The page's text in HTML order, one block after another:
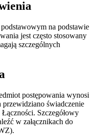
na podstawie
jest często stosowany
szczególnych
postępowania wynosi
świadczenie
Szczegółowy
w załącznikach do